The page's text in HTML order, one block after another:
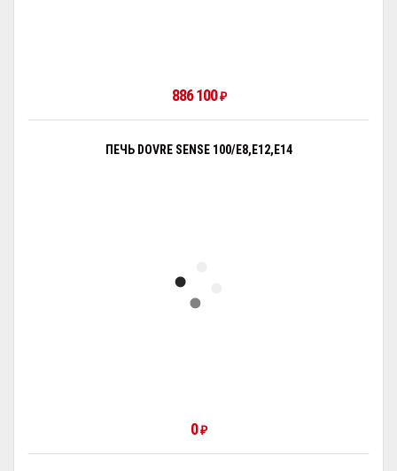
886 100₽
ПЕЧЬ DOVRE SENSE 100/E8,E12,E14
0₽